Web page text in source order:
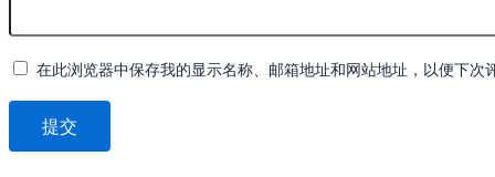
在此浏览器中保存我的显示名称、邮箱地址和网站地址，以便下次